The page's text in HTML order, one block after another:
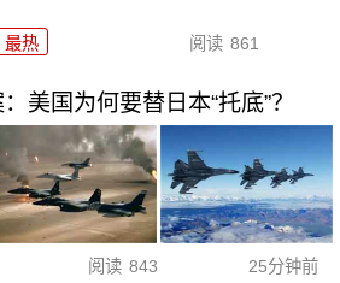
最热 阅读 861
美国为何要替日本“托底”？
阅读 843 25分钟前